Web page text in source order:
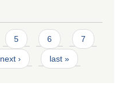
5 6 7
next › last »